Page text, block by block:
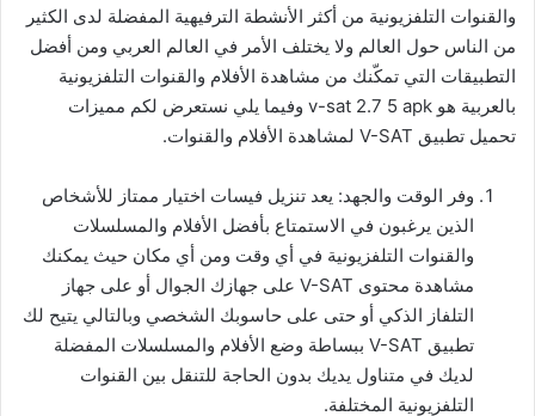
والقنوات التلفزيونية من أكثر الأنشطة الترفيهية المفضلة لدى الكثير
من الناس حول العالم ولا يختلف الأمر في العالم العربي ومن أفضل
التطبيقات التي تمكّنك من مشاهدة الأفلام والقنوات التلفزيونية
بالعربية هو v-sat 2.7 5 apk وفيما يلي نستعرض لكم مميزات
تحميل تطبيق V-SAT لمشاهدة الأفلام والقنوات.
وفر الوقت والجهد: يعد تنزيل فيسات اختيار ممتاز للأشخاص
الذين يرغبون في الاستمتاع بأفضل الأفلام والمسلسلات
والقنوات التلفزيونية في أي وقت ومن أي مكان حيث يمكنك
مشاهدة محتوى V-SAT على جهازك الجوال أو على جهاز
التلفاز الذكي أو حتى على حاسوبك الشخصي وبالتالي يتيح لك
تطبيق V-SAT ببساطة وضع الأفلام والمسلسلات المفضلة
لديك في متناول يديك بدون الحاجة للتنقل بين القنوات
التلفزيونية المختلفة.